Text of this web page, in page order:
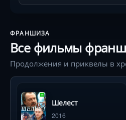
ФРАНШИЗА
Все фильмы
Продолжения и приквелы в
Шелест
2016